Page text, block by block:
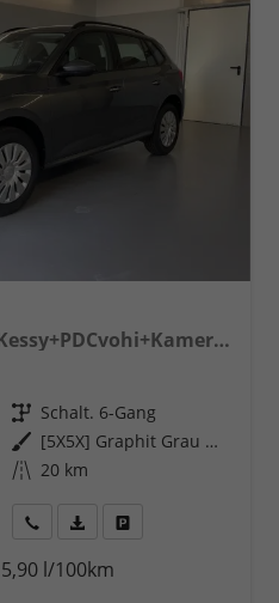
Selection 115PS AHK+Kessy+PDCvohi+Kamera+Climatronic+AppConnect+Sitzheizung
Getriebe Schalt. 6-Gang
Außenfarbe
[5X5X] Graphit Grau Metallic
Kilometerstand 20 km
anfordern
Datei,
5,90 l/100km